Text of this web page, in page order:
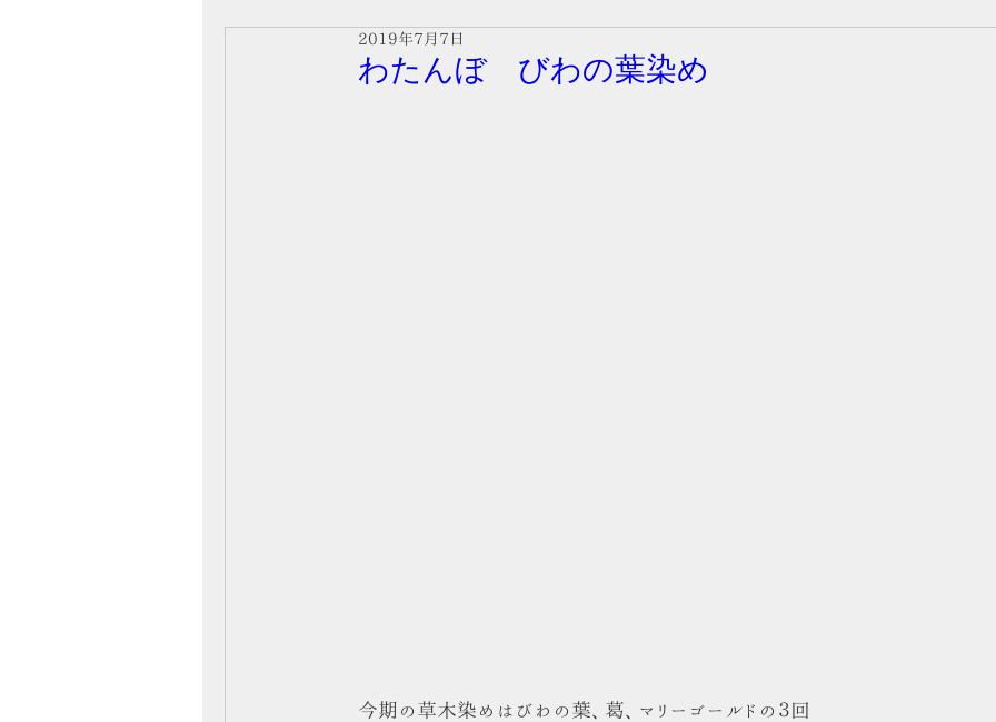
わたんぼ びわの葉染め
2019年7月7日
今期の草木染めはびわの葉、葛、マリーゴールドの３回